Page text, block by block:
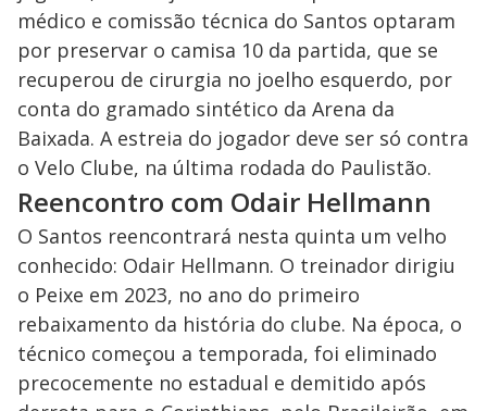
médico e comissão técnica do Santos optaram
por preservar o camisa 10 da partida, que se
recuperou de cirurgia no joelho esquerdo, por
conta do gramado sintético da Arena da
Baixada. A estreia do jogador deve ser só contra
o Velo Clube, na última rodada do Paulistão.
Reencontro com Odair Hellmann
O Santos reencontrará nesta quinta um velho
conhecido: Odair Hellmann. O treinador dirigiu
o Peixe em 2023, no ano do primeiro
rebaixamento da história do clube. Na época, o
técnico começou a temporada, foi eliminado
precocemente no estadual e demitido após